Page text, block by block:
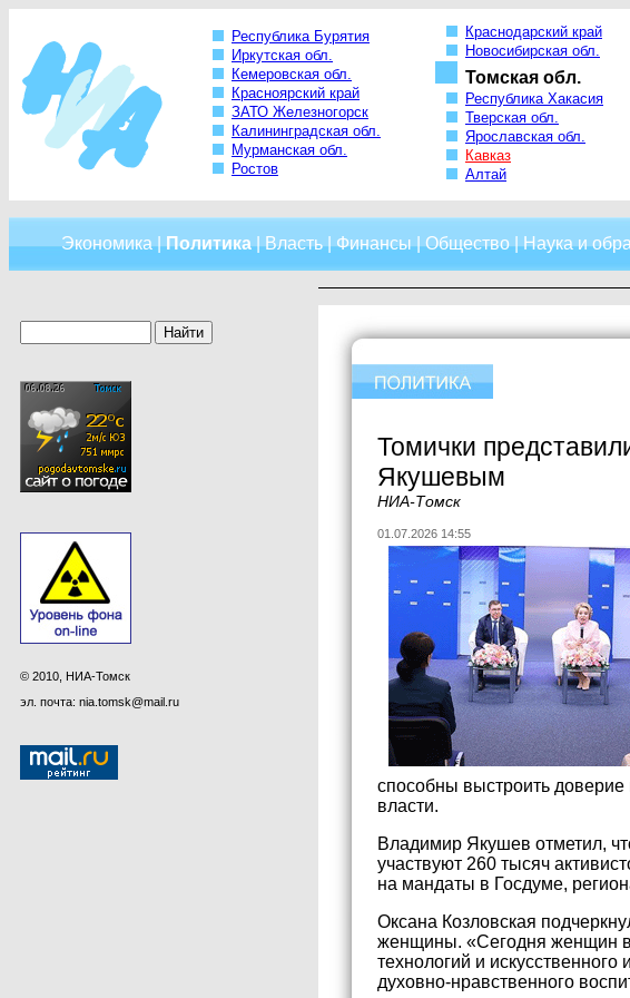
Республика Бурятия
Иркутская обл.
Кемеровская обл.
Красноярский край
ЗАТО Железногорск
Калининградская обл.
Мурманская обл.
Ростов
Краснодарский край
Новосибирская обл.
Томская обл.
Республика Хакасия
Тверская обл.
Ярославская обл.
Кавказ
Алтай
Экономика|Политика|Власть|Финансы|Общество|Наука и
© 2010, НИА-Томск
эл. почта: nia.tomsk@mail.ru
Томички
Якушевым
НИА-Томск
01.07.2026 14:55
способны выстроить
власти.
Владимир Якушев отметил,
участвуют 260 тысяч
на мандаты в Госдуме,
Оксана Козловская
женщины. «Сегодня женщин
технологий и
духовно-нравственного